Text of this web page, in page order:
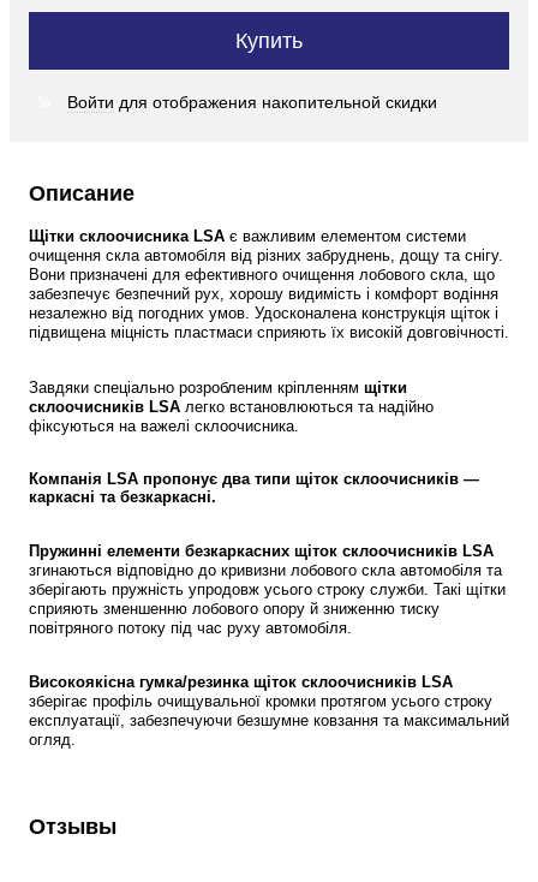
Купить
Войти для отображения накопительной скидки
Описание
Щітки склоочисника LSA є важливим елементом системи
очищення скла автомобіля від різних забруднень, дощу та снігу.
Вони призначені для ефективного очищення лобового скла, що
забезпечує безпечний рух, хорошу видимість і комфорт водіння
незалежно від погодних умов. Удосконалена конструкція щіток і
Завдяки спеціально розробленим кріпленням щітки
склоочисників LSA легко встановлюються та надійно
фіксуються на важелі склоочисника.
Компанія LSA пропонує два типи щіток склоочисників —
каркасні та безкаркасні.
Пружинні елементи безкаркасних щіток склоочисників LSA
згинаються відповідно до кривизни лобового скла автомобіля та
зберігають пружність упродовж усього строку служби. Такі щітки
сприяють зменшенню лобового опору й зниженню тиску
повітряного потоку під час руху автомобіля.
зберігає профіль очищувальної кромки протягом усього строку
експлуатації, забезпечуючи безшумне ковзання та максимальний
огляд.
Отзывы